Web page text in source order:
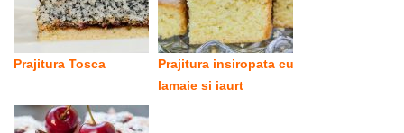
Prajitura Tosca
Prajitura insiropata cu
lamaie si iaurt